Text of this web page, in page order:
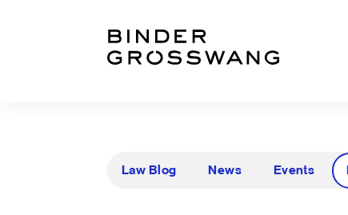
Law Blog News Events